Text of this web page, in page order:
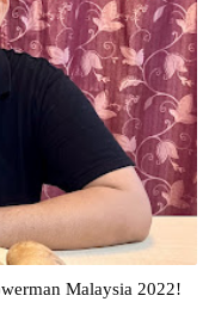
Malaysia 2022!